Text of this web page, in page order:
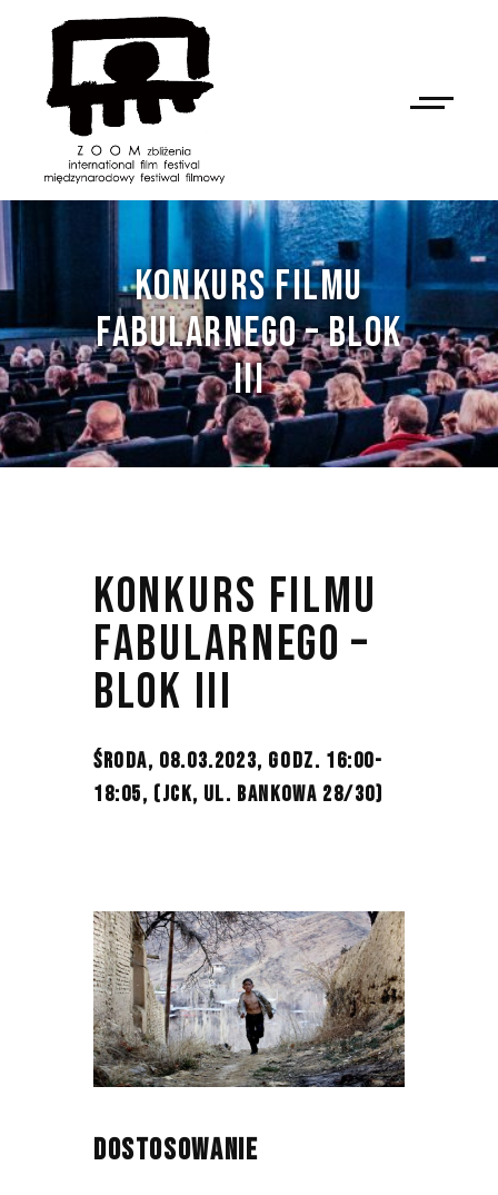
KONKURS FILMU
FABULARNEGO – BLOK
III
NAN
KONKURS FILMU
FABULARNEGO –
BLOK III
ŚRODA, 08.03.2023, GODZ. 16:00-
18:05, (JCK, UL. BANKOWA 28/30)
DOSTOSOWANIE